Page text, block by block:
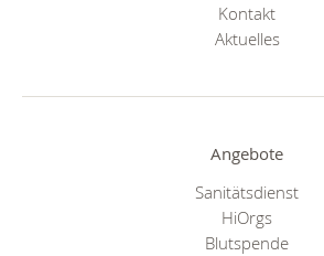
Kontakt
Aktuelles
Angebote
Sanitätsdienst
HiOrgs
Blutspende